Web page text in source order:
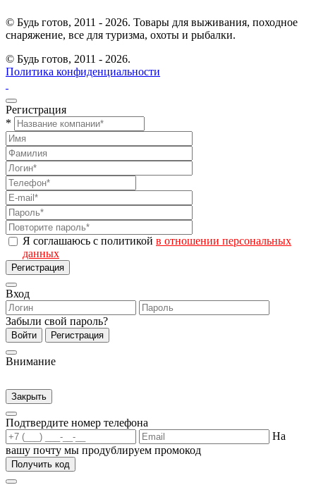
© Будь готов, 2011 - 2026. Товары для выживания, походное
снаряжение, все для туризма, охоты и рыбалки.
© Будь готов, 2011 - 2026.
Политика конфиденциальности
Регистрация
*
Я соглашаюсь с политикой в отношении персональных
данных
Регистрация
Вход
Забыли свой пароль?
Войти Регистрация
Внимание
Закрыть
Подтвердите номер телефона
На
вашу почту мы продублируем промокод
Получить код